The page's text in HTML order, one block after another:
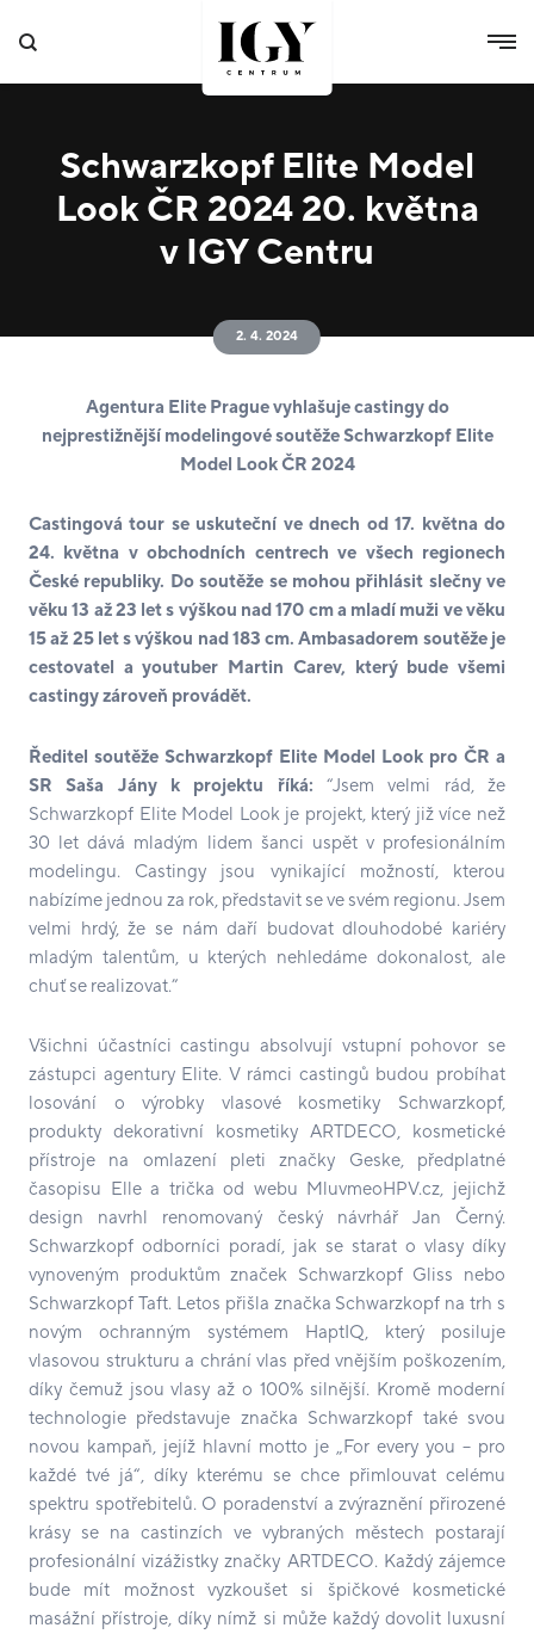
Schwarzkopf Elite Model
Look ČR 2024 20. května
v IGY Centru
2. 4. 2024
Agentura Elite Prague vyhlašuje castingy do
nejprestižnější modelingové soutěže Schwarzkopf Elite
Model Look ČR 2024
Castingová tour se uskuteční ve dnech od 17. května do
24. května v obchodních centrech ve všech regionech
České republiky. Do soutěže se mohou přihlásit slečny ve
věku 13 až 23 let s výškou nad 170 cm a mladí muži ve věku
15 až 25 let s výškou nad 183 cm. Ambasadorem soutěže je
cestovatel a youtuber Martin Carev, který bude všemi
castingy zároveň provádět.
Ředitel soutěže Schwarzkopf Elite Model Look pro ČR a
SR Saša Jány k projektu říká: “Jsem velmi rád, že
Schwarzkopf Elite Model Look je projekt, který již více než
30 let dává mladým lidem šanci uspět v profesionálním
modelingu. Castingy jsou vynikající možností, kterou
nabízíme jednou za rok, představit se ve svém regionu. Jsem
velmi hrdý, že se nám daří budovat dlouhodobé kariéry
mladým talentům, u kterých nehledáme dokonalost, ale
chuť se realizovat.”
Všichni účastníci castingu absolvují vstupní pohovor se
zástupci agentury Elite. V rámci castingů budou probíhat
losování o výrobky vlasové kosmetiky Schwarzkopf,
produkty dekorativní kosmetiky ARTDECO, kosmetické
přístroje na omlazení pleti značky Geske, předplatné
časopisu Elle a trička od webu MluvmeoHPV.cz, jejichž
design navrhl renomovaný český návrhář Jan Černý.
Schwarzkopf odborníci poradí, jak se starat o vlasy díky
vynoveným produktům značek Schwarzkopf Gliss nebo
Schwarzkopf Taft. Letos přišla značka Schwarzkopf na trh s
novým ochranným systémem HaptIQ, který posiluje
vlasovou strukturu a chrání vlas před vnějším poškozením,
díky čemuž jsou vlasy až o 100% silnější. Kromě moderní
technologie představuje značka Schwarzkopf také svou
novou kampaň, jejíž hlavní motto je „For every you – pro
každé tvé já“, díky kterému se chce přimlouvat celému
spektru spotřebitelů. O poradenství a zvýraznění přirozené
krásy se na castinzích ve vybraných městech postarají
profesionální vizážistky značky ARTDECO. Každý zájemce
bude mít možnost vyzkoušet si špičkové kosmetické
masážní přístroje, díky nímž si může každý dovolit luxusní